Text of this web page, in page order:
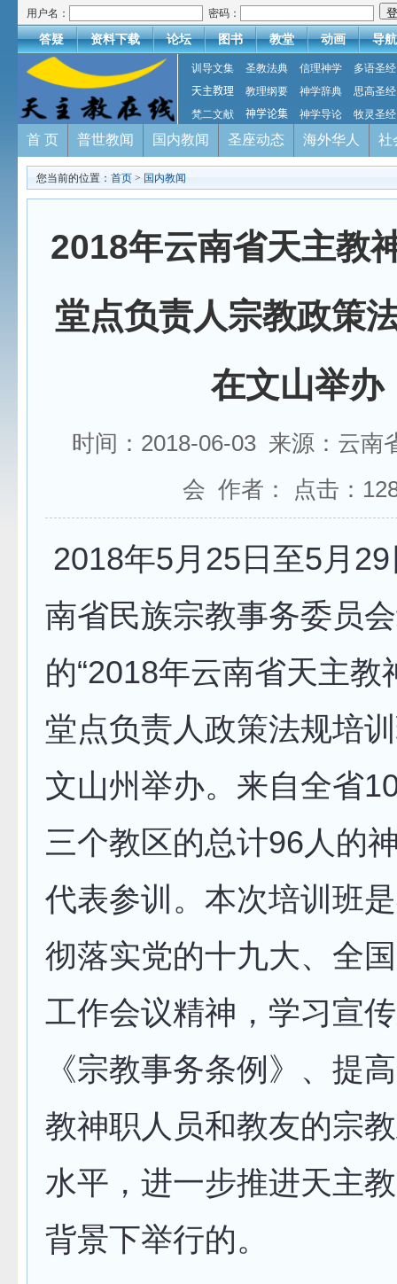
用户名： 密码：
答疑 资料下载 论坛 图书 教堂 动画 导航
训导文集 圣教法典 信理神学
多语圣经
天主教理
教理纲要 神学辞典
思高圣经
梵二文献
神学论集 神学导论 牧灵圣经
首 页 普世教闻 国内教闻 圣座动态 海外华人 社
您当前的位置： 首页 > 国内教闻
2018年云南省天主教
堂点负责人宗教政策
在文山举办
时间：2018-06-03 来源：云南
会 作者： 点击：
2018年5月25日至5月
南省民族宗教事务委员
的“2018年云南省天主教
堂点负责人政策法规培
文山州举办。来自全省
三个教区的总计96人的
代表参训。本次培训班
彻落实党的十九大、全
工作会议精神，学习宣
《宗教事务条例》、提
教神职人员和教友的宗
水平，进一步推进天主
背景下举行的。